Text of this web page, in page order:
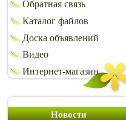
Обратная связь
Каталог файлов
Доска объявлений
Видео
Интернет-магазин
Новости